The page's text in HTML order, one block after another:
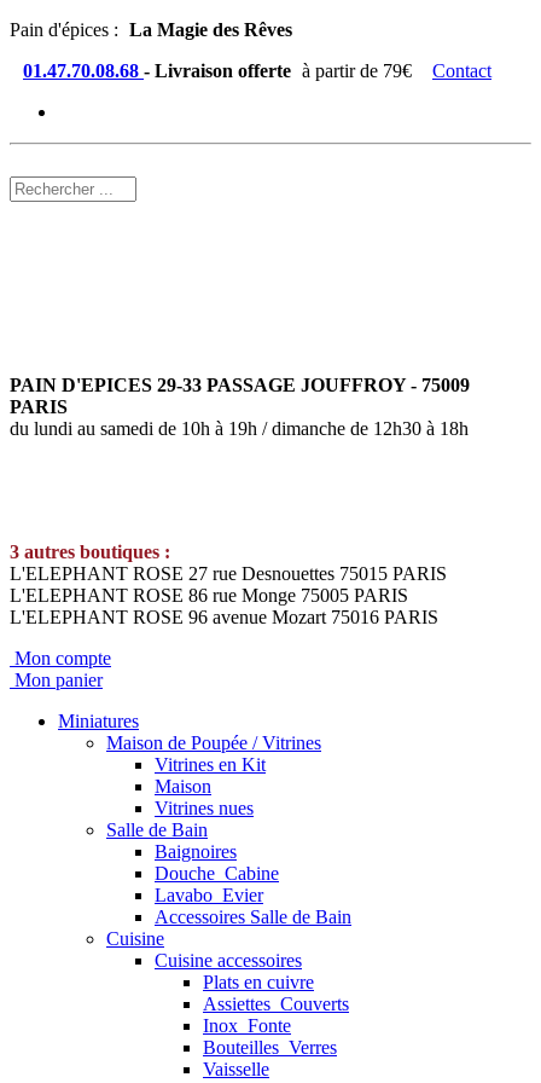
Pain d'épices : La Magie des Rêves
01.47.70.08.68 - Livraison offerte à partir de 79€ Contact
PAIN D'EPICES 29-33 PASSAGE JOUFFROY - 75009
PARIS
du lundi au samedi de 10h à 19h / dimanche de 12h30 à 18h
3 autres boutiques :
L'ELEPHANT ROSE 27 rue Desnouettes 75015 PARIS
L'ELEPHANT ROSE 86 rue Monge 75005 PARIS
L'ELEPHANT ROSE 96 avenue Mozart 75016 PARIS
Mon compte
Mon panier
Miniatures
Maison de Poupée / Vitrines
Vitrines en Kit
Maison
Vitrines nues
Salle de Bain
Baignoires
Douche_Cabine
Lavabo_Evier
Accessoires Salle de Bain
Cuisine
Cuisine accessoires
Plats en cuivre
Assiettes_Couverts
Inox_Fonte
Bouteilles_Verres
Vaisselle